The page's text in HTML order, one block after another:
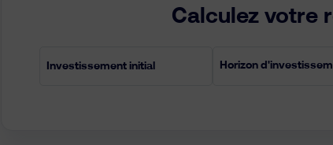
Calculez votre